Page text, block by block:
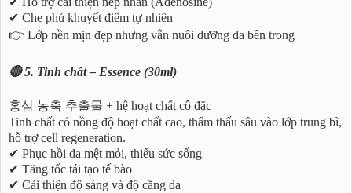
✔ Che phủ khuyết điểm tự nhiên
👉 Lớp nền mịn đẹp nhưng vẫn nuôi dưỡng da bên trong
🔴 5. Tinh chất – Essence (30ml)
홍삼 농축 추출물 + hệ hoạt chất cô đặc
Tinh chất có nồng độ hoạt chất cao, thẩm thấu sâu vào lớp trung bì,
hỗ trợ cell regeneration.
✔ Phục hồi da mệt mỏi, thiếu sức sống
✔ Tăng tốc tái tạo tế bào
✔ Cải thiện độ sáng và độ căng da